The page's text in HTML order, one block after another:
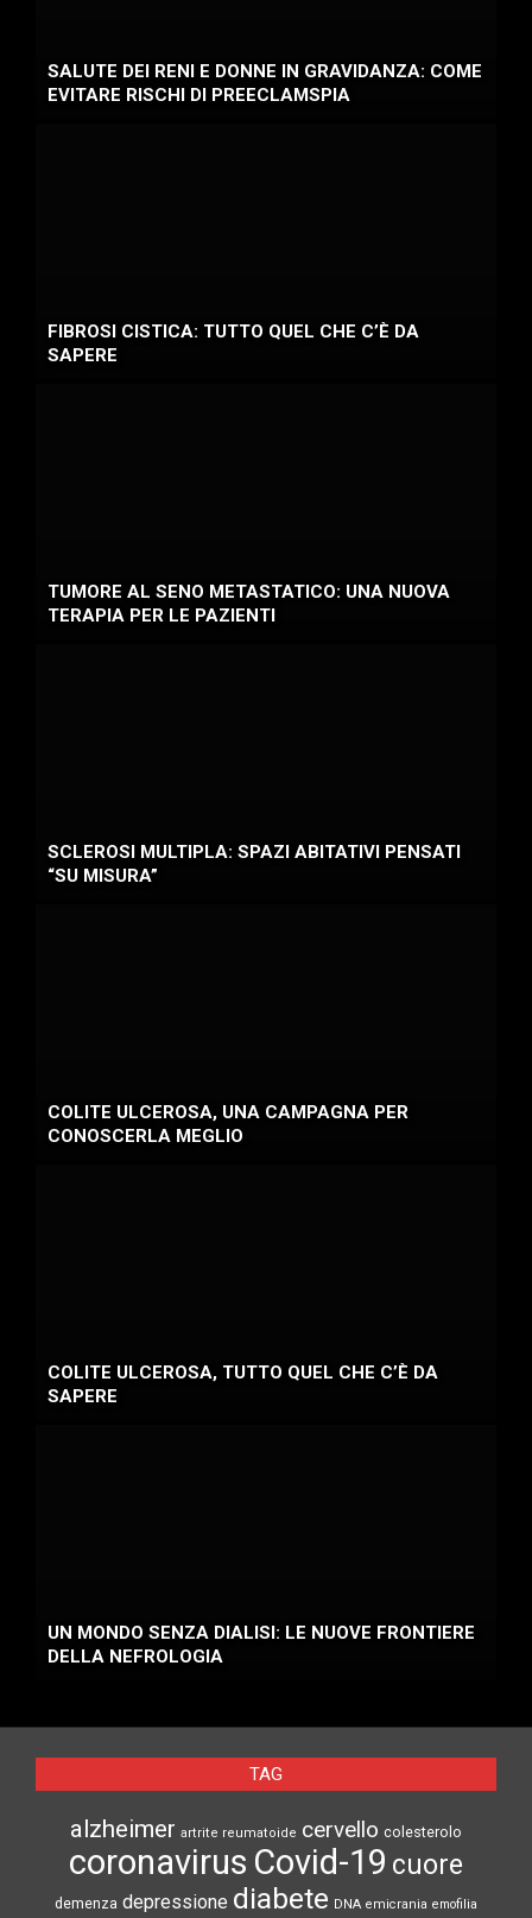
SALUTE DEI RENI E DONNE IN GRAVIDANZA: COME
EVITARE RISCHI DI PREECLAMSPIA
FIBROSI CISTICA: TUTTO QUEL CHE C’È DA
SAPERE
TUMORE AL SENO METASTATICO: UNA NUOVA
TERAPIA PER LE PAZIENTI
SCLEROSI MULTIPLA: SPAZI ABITATIVI PENSATI
“SU MISURA”
COLITE ULCEROSA, UNA CAMPAGNA PER
CONOSCERLA MEGLIO
COLITE ULCEROSA, TUTTO QUEL CHE C’È DA
SAPERE
UN MONDO SENZA DIALISI: LE NUOVE FRONTIERE
DELLA NEFROLOGIA
TAG
alzheimer artrite reumatoide cervello colesterolo
coronavirus Covid-19 cuore
demenza depressione diabete DNA emicrania emofilia